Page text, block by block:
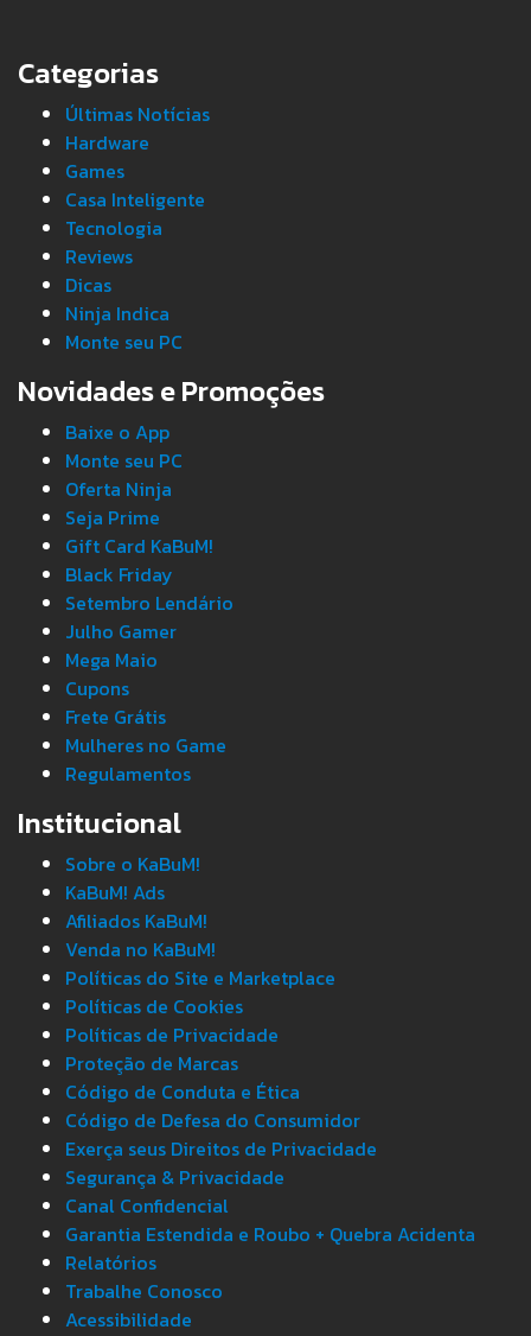
Categorias
Últimas Notícias
Hardware
Games
Casa Inteligente
Tecnologia
Reviews
Dicas
Ninja Indica
Monte seu PC
Novidades e Promoções
Baixe o App
Monte seu PC
Oferta Ninja
Seja Prime
Gift Card KaBuM!
Black Friday
Setembro Lendário
Julho Gamer
Mega Maio
Cupons
Frete Grátis
Mulheres no Game
Regulamentos
Institucional
Sobre o KaBuM!
KaBuM! Ads
Afiliados KaBuM!
Venda no KaBuM!
Políticas do Site e Marketplace
Políticas de Cookies
Políticas de Privacidade
Proteção de Marcas
Código de Conduta e Ética
Código de Defesa do Consumidor
Exerça seus Direitos de Privacidade
Segurança & Privacidade
Canal Confidencial
Garantia Estendida e Roubo + Quebra Acidenta
Relatórios
Trabalhe Conosco
Acessibilidade